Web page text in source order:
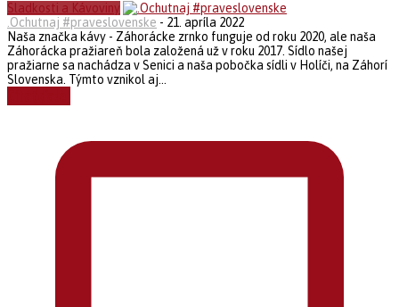
Sladkosti a Kávoviny
.Ochutnaj #praveslovenske - 21. apríla 2022
Naša značka kávy - Záhorácke zrnko funguje od roku 2020, ale naša
Záhorácka pražiareň bola založená už v roku 2017. Sídlo našej
pražiarne sa nachádza v Senici a naša pobočka sídli v Holíči, na Záhorí
Slovenska. Týmto vznikol aj...